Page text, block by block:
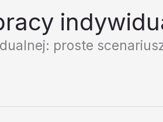
proste